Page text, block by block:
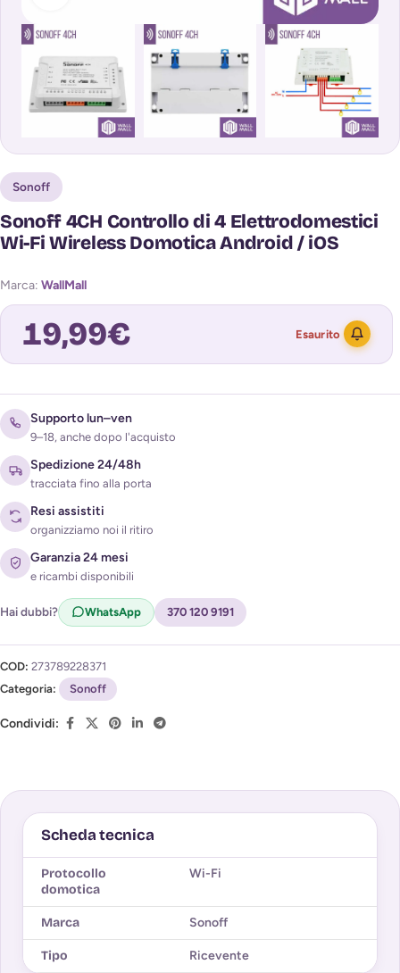
Sonoff
Sonoff 4CH Controllo di 4 Elettrodomestici
Wi-Fi Wireless Domotica Android / iOS
Marca: WallMall
19,99€ Esaurito
Acconsento al trattamento dei miei dati per ricevere
l'avviso di disponibilità (
Privacy Policy)
Supporto lun–ven
9–18, anche dopo l'acquisto
Spedizione 24/48h
tracciata fino alla porta
Resi assistiti
organizziamo noi il ritiro
Garanzia 24 mesi
e ricambi disponibili
Hai dubbi? WhatsApp 370 120 9191
COD: 273789228371
Categoria:
Sonoff
Condividi:
Scheda tecnica
Protocollo
domotica
Wi-Fi
Marca Sonoff
Tipo Ricevente